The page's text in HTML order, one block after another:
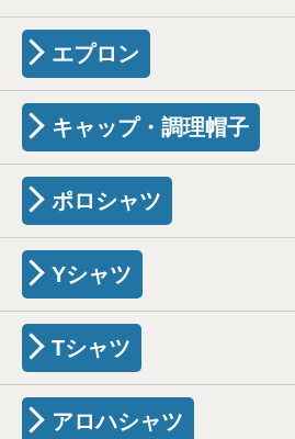
エプロン
キャップ・調理帽子
ポロシャツ
Yシャツ
Tシャツ
アロハシャツ